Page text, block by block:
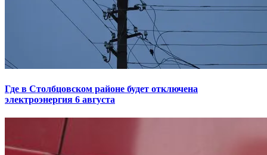
Где в Столбцовском районе будет отключена
электроэнергия 6 августа